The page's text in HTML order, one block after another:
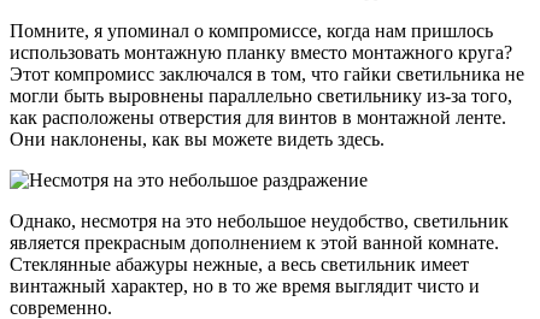
Помните, я упоминал о компромиссе, когда нам пришлось
использовать монтажную планку вместо монтажного круга?
Этот компромисс заключался в том, что гайки светильника не
могли быть выровнены параллельно светильнику из-за того,
как расположены отверстия для винтов в монтажной ленте.
Они наклонены, как вы можете видеть здесь.
Однако, несмотря на это небольшое неудобство, светильник
является прекрасным дополнением к этой ванной комнате.
Стеклянные абажуры нежные, а весь светильник имеет
винтажный характер, но в то же время выглядит чисто и
современно.